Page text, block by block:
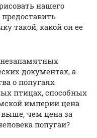
нашего
такой, какой он ее
документах, а
о попугаях
птицах, способных
империи цена
выше, чем цена за
попугаи?